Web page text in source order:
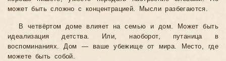
может быть сложно с концентрацией. Мысли разбегаются.
В четвёртом доме влияет на семью и дом. Может быть
идеализация детства. Или, наоборот, путаница в
воспоминаниях. Дом — ваше убежище от мира. Место, где
можете быть собой.